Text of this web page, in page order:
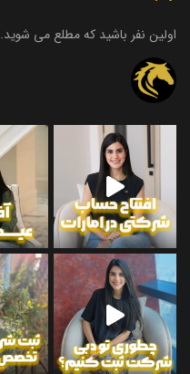
اولین نفر باشید که مطلع می شوید.